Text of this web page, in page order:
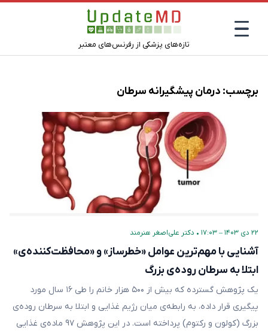
تازه‌های پزشکی از رفرنس‌های معتبر
برچسب: درمان پیشگیرانه سرطان
۲۲ دی ۱۴۰۳ – ۱۷:۰۳ • دکتر علی‌اصغر هنرمند
آشنایی با مهم‌ترین عوامل «خطرساز» و «محافظت‌کننده‌ی»
ابتلا به سرطان‌ روده‌ی بزرگ
یک پژوهش گسترده که بیش از ۵۰۰ هزار خانم را طی ۱۶ سال مورد
پیگیری قرار داده، به رابطه‌ی میان رژیم غذایی و ابتلا به سرطان‌ روده‌ی
بزرگ (کولون و رکتوم) پرداخته است. در این پژوهش ۹۷ ماده‌ی غذایی